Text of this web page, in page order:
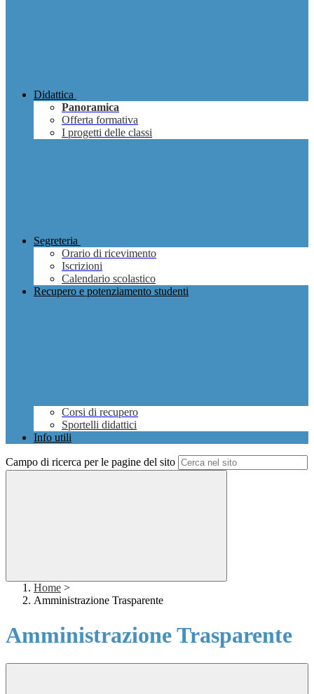
Didattica
Panoramica
Offerta formativa
I progetti delle classi
Segreteria
Orario di ricevimento
Iscrizioni
Calendario scolastico
Recupero e potenziamento studenti
Corsi di recupero
Sportelli didattici
Info utili
Campo di ricerca per le pagine del sito
Home >
Amministrazione Trasparente
Amministrazione Trasparente